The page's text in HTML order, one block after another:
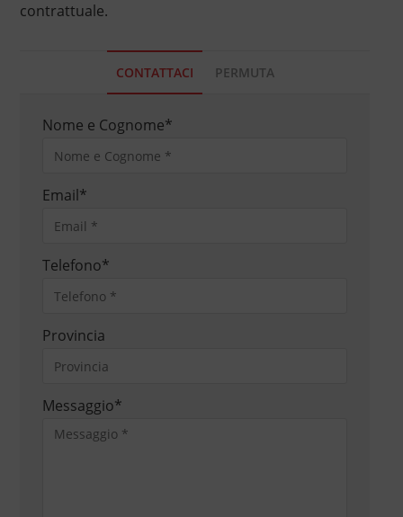
contrattuale.
CONTATTACI PERMUTA
Nome e Cognome*
Email*
Telefono*
Provincia
Messaggio*